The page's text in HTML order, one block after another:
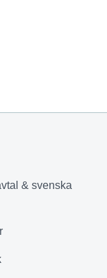
& svenska